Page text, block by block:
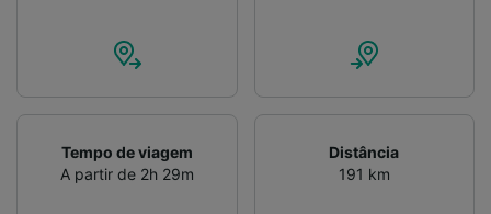
Tempo de viagem
A partir de 2h 29m
Distância
191 km